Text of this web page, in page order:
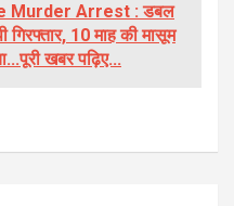
Murder Arrest : डबल
गिरफ्तार, 10 माह की मासूम
खबर पढ़िए...